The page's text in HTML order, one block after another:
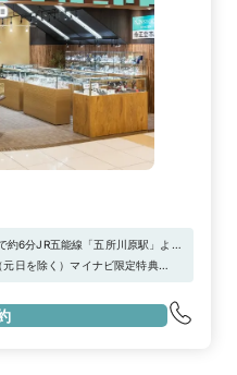
約6分JR五能線「五所川原駅」より
さい日を除く）マイナビ限定特典